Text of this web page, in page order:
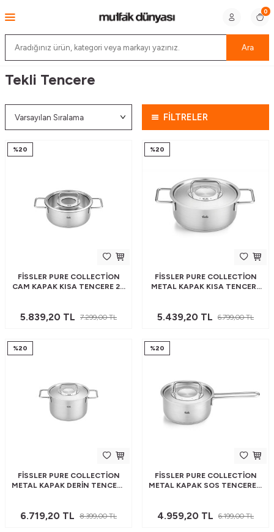
Ara
0
Tekli Tencere
FİLTRELER
%20
FISSLER PURE COLLECTION
CAM KAPAK KISA TENCERE 24
5.839,20 TL 7.299,00TL
%20
FISSLER PURE COLLECTION
METAL KAPAK KISA TENCERE
5.439,20 TL 6.799,00TL
%20
FISSLER PURE COLLECTION
METAL KAPAK DERIN TENCERE
6.719,20 TL 8.399,00TL
%20
FISSLER PURE COLLECTION
METAL KAPAK SOS TENCERESI
4.959,20 TL 6.199,00TL